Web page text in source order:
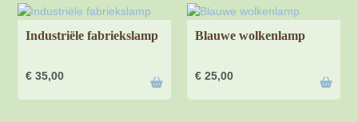
Industriële fabriekslamp
€ 35,00
Blauwe wolkenlamp
€ 25,00